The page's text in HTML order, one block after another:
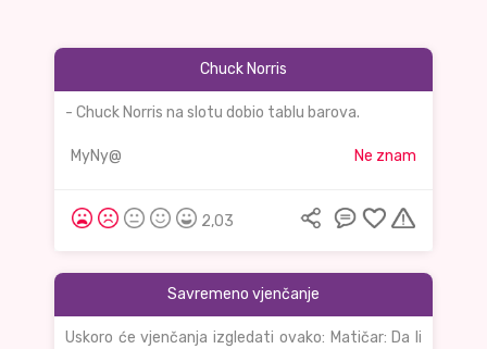
Chuck Norris
- Chuck Norris na slotu dobio tablu barova.
MyNy@ Ne znam
2,03
Savremeno vjenčanje
Uskoro će vjenčanja izgledati ovako: Matičar: Da li